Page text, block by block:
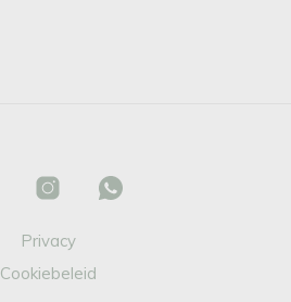
Privacy
Cookiebeleid